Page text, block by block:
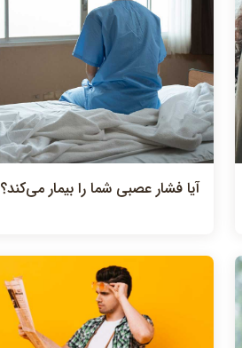
آيا فشار عصبي شما را بيمار مي‌كند؟